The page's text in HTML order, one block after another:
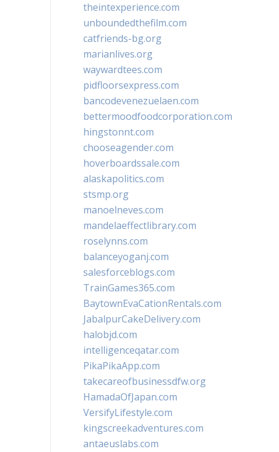
theintexperience.com
unboundedthefilm.com
catfriends-bg.org
marianlives.org
waywardtees.com
pidfloorsexpress.com
bancodevenezuelaen.com
bettermoodfoodcorporation.com
hingstonnt.com
chooseagender.com
hoverboardssale.com
alaskapolitics.com
stsmp.org
manoelneves.com
mandelaeffectlibrary.com
roselynns.com
balanceyoganj.com
salesforceblogs.com
TrainGames365.com
BaytownEvaCationRentals.com
JabalpurCakeDelivery.com
halobjd.com
intelligenceqatar.com
PikaPikaApp.com
takecareofbusinessdfw.org
HamadaOfJapan.com
VersifyLifestyle.com
kingscreekadventures.com
antaeuslabs.com